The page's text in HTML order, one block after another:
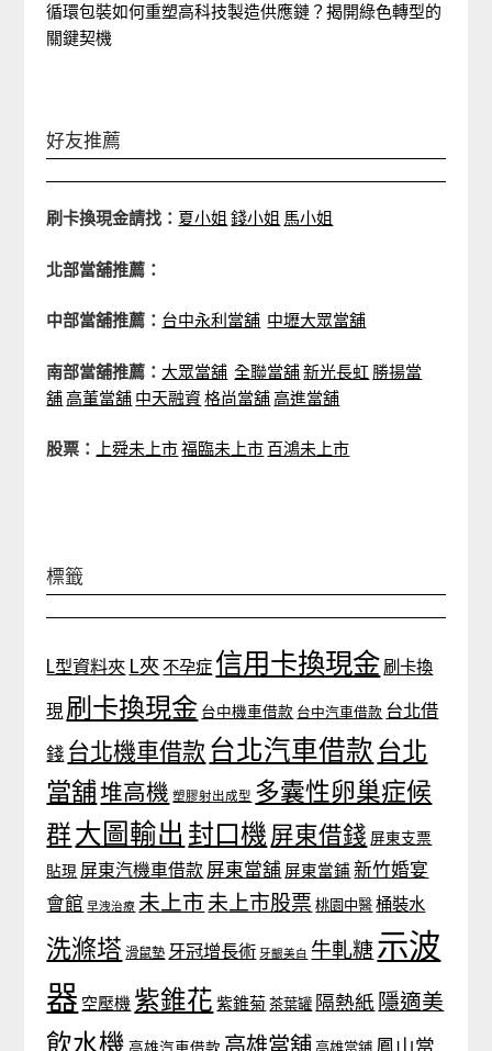
循環包裝如何重塑高科技製造供應鏈？揭開綠色轉型的
關鍵契機
好友推薦
刷卡換現金請找： 夏小姐 錢小姐 馬小姐
北部當舖推薦：
中部當舖推薦： 台中永利當舖 中壢大眾當舖
南部當舖推薦： 大眾當舖 全聯當舖新光長虹 勝揚當
舖高董當舖 中天融資格尚當舖高進當舖
股票： 上舜未上市福臨未上市 百鴻未上市
標籤
L型資料夾 L夾 不孕症 信用卡換現金 刷卡換
現 刷卡換現金 台中機車借款 台中汽車借款 台北借
錢 台北機車借款 台北汽車借款 台北
當舖堆高機 塑膠射出成型 多囊性卵巢症候
群大圖輸出 封口機 屏東借錢 屏東支票
貼現 屏東汽機車借款 屏東當舖 屏東當鋪 新竹婚宴
會館 早洩治療 未上市 未上市股票 桃園中醫 桶裝水
洗滌塔 滑鼠墊 牙冠增長術 牙齦美白 牛軋糖示波
器 空壓機 紫錐花 紫錐菊 茶葉罐 隔熱紙 隱適美
飲水機 高雄汽車借款 高雄當舖 高雄當鋪 鳳山當